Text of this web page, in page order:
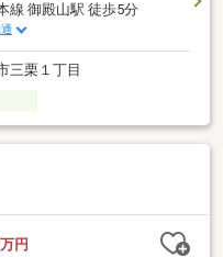
線 御殿山駅 徒歩5分
三栗１丁目
万円